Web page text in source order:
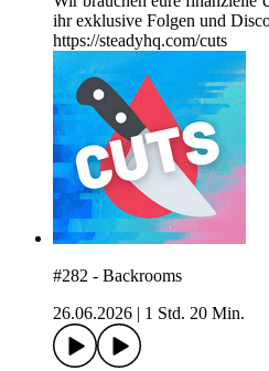
ihr exklusive Folgen und
https://steadyhq.com/cuts
#282 - Backrooms
26.06.2026
1 Std. 20 Min.